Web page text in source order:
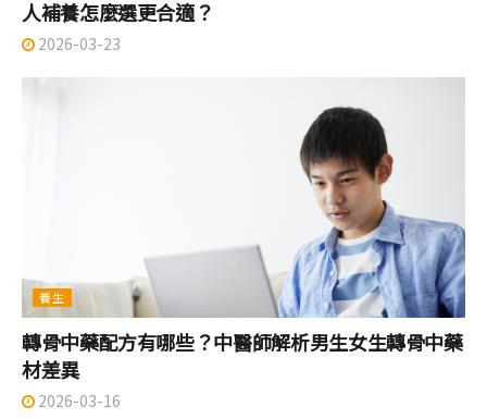
人補養怎麼選更合適？
2026-03-23
養生
轉骨中藥配方有哪些？中醫師解析男生女生轉骨中藥
材差異
2026-03-16